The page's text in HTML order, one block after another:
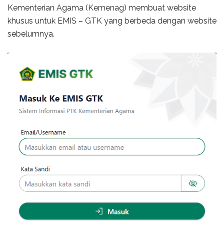
Kementerian Agama (Kemenag) membuat website
khusus untuk EMIS – GTK yang berbeda dengan website
sebelumnya.